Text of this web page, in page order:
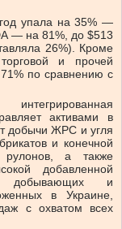
упала на 35% —
— на 81%, до $513
26%). Кроме
и прочей
по сравнению с
активами в
добычи ЖРС и угля
и конечной
рулонов, а также
добавленной
добывающих и
в Украине,
с охватом всех